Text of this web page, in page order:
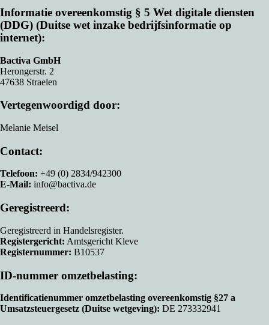
Informatie overeenkomstig § 5 Wet digitale diensten
(DDG) (Duitse wet inzake bedrijfsinformatie op
internet):
Bactiva GmbH
Herongerstr. 2
47638 Straelen
Vertegenwoordigd door:
Melanie Meisel
Contact:
Telefoon: +49 (0) 2834/942300
E-Mail: info@bactiva.de
Geregistreerd:
Geregistreerd in Handelsregister.
Registergericht: Amtsgericht Kleve
Registernummer: B10537
ID-nummer omzetbelasting:
Identificatienummer omzetbelasting overeenkomstig §27 a
Umsatzsteuergesetz (Duitse wetgeving): DE 273332941